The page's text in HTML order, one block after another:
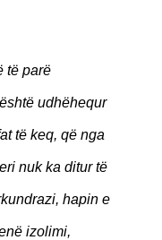
të parë
udhëhequr
të keq, që nga
nuk ka ditur të
hapin e
izolimi,